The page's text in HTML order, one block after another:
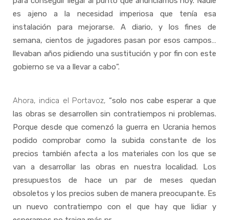
es ajeno a la necesidad imperiosa que tenía esa
instalación para mejorarse. A diario, y los fines de
semana, cientos de jugadores pasan por esos campos…
llevaban años pidiendo una sustitución y por fin con este
gobierno se va a llevar a cabo”.
Ahora, indica el Portavoz, “solo nos cabe esperar a que
las obras se desarrollen sin contratiempos ni problemas.
Porque desde que comenzó la guerra en Ucrania hemos
podido comprobar como la subida constante de los
precios también afecta a los materiales con los que se
van a desarrollar las obras en nuestra localidad. Los
presupuestos de hace un par de meses quedan
obsoletos y los precios suben de manera preocupante. Es
un nuevo contratiempo con el que hay que lidiar y